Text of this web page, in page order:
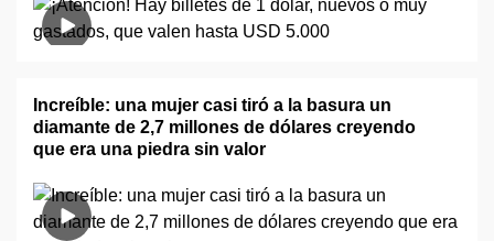
Increíble: una mujer casi tiró a la basura un
diamante de 2,7 millones de dólares creyendo
que era una piedra sin valor